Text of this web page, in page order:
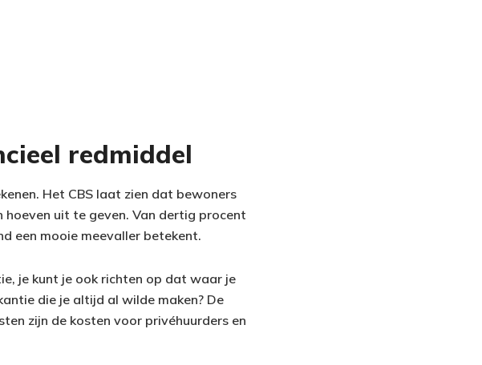
redmiddel
Het CBS laat zien dat bewoners
uit te geven. Van dertig procent
een mooie meevaller betekent.
je kunt je ook richten op dat waar je
die je altijd al wilde maken? De
zijn de kosten voor privéhuurders en